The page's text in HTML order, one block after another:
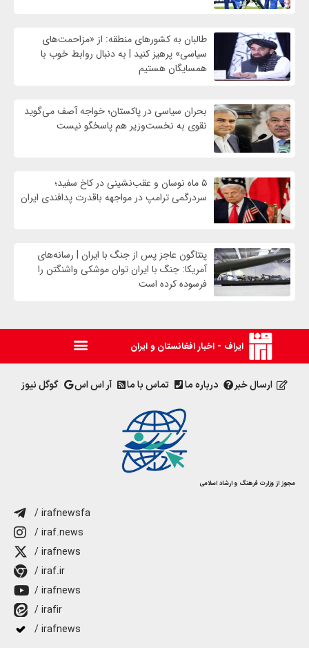
طالبان به کشورهای منطقه: از «مزاحمت‌های
سیاسی» پرهیز کنید | به دنبال روابط خوب با
همسایگان هستیم
بحران سیاسی در پاکستان؛ خواجه آصف می‌گوید
نقوی به نخست‌وزیر هم پاسخگو نیست
۵ ماه نوسان و عقب‌نشینی در کاخ سفید؛
سردرگمی ترامپ در مواجهه باقدرت پدافندی ایران
پنتاگون عاجز پس از جنگ با ایران | رسانه‌های
آمریکا: جنگ با ایران توان موشکی واشنگتن را
فرسوده کرده است
ایراف - اخبار افغانستان و ایران
ارسال خبر درباره ما تماس با ما آر اس اس گوگل نیوز
مجوز از وزارت فرهنگ و ارشاد اسلامی
/ irafnewsfa
/ iraf.news
/ irafnews
/ iraf.ir
/ irafnews
/ irafir
/ irafnews